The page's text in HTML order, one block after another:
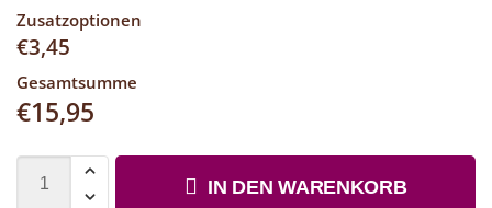
Zusatzoptionen
€3,45
Gesamtsumme
€15,95
IN DEN WARENKORB